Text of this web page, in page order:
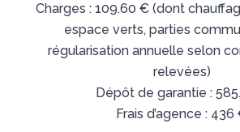
Charges : 109.60 € (dont
espace verts, parties
régularisation annuelle selon
relevées)
Dépôt de garantie :
Frais d’agence : 436